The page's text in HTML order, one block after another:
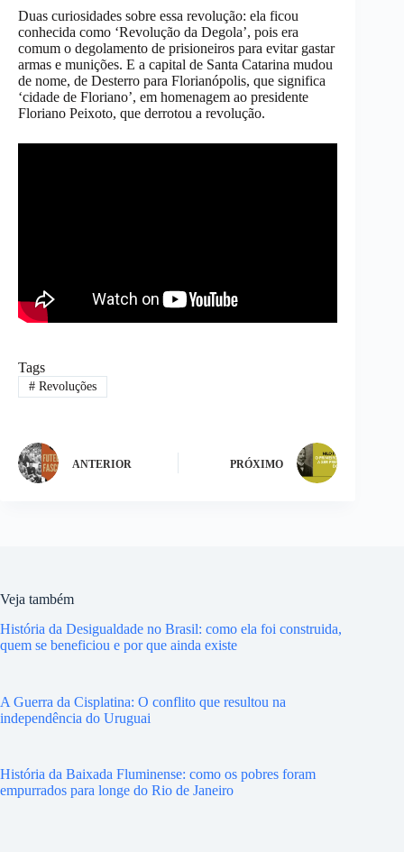
Duas curiosidades sobre essa revolução: ela ficou
conhecida como ‘Revolução da Degola’, pois era
comum o degolamento de prisioneiros para evitar gastar
armas e munições. E a capital de Santa Catarina mudou
de nome, de Desterro para Florianópolis, que significa
‘cidade de Floriano’, em homenagem ao presidente
Floriano Peixoto, que derrotou a revolução.
Tags
#Revoluções
ANTERIOR PRÓXIMO
Veja também
História da Desigualdade no Brasil: como ela foi construida,
quem se beneficiou e por que ainda existe
A Guerra da Cisplatina: O conflito que resultou na
independência do Uruguai
História da Baixada Fluminense: como os pobres foram
empurrados para longe do Rio de Janeiro